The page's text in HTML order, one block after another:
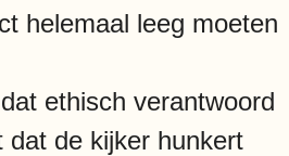
helemaal leeg moeten
ethisch verantwoord
dat de kijker hunkert